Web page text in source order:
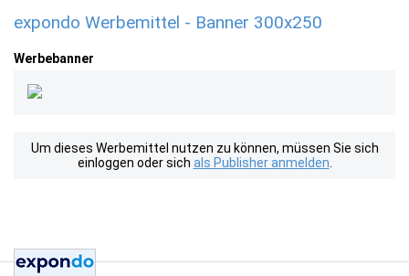
expondo Werbemittel - Banner 300x250
Werbebanner
Um dieses Werbemittel nutzen zu können, müssen Sie sich
einloggen oder sich als Publisher anmelden